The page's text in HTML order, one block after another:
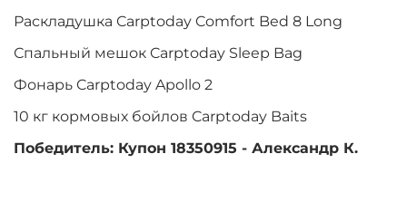
Раскладушка Carptoday Comfort Bed 8 Long
Спальный мешок Carptoday Sleep Bag
Фонарь Carptoday Apollo 2
10 кг кормовых бойлов Carptoday Baits
Победитель: Купон 18350915 - Александр К.